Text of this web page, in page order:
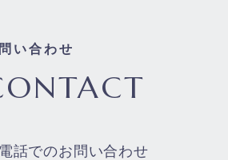
い合わせ
話でのお問い合わせ